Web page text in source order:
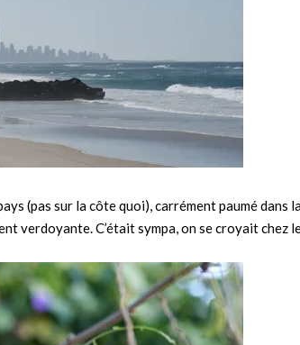
(pas sur la côte quoi), carrément paumé dans
verdoyante. C’était sympa, on se croyait chez